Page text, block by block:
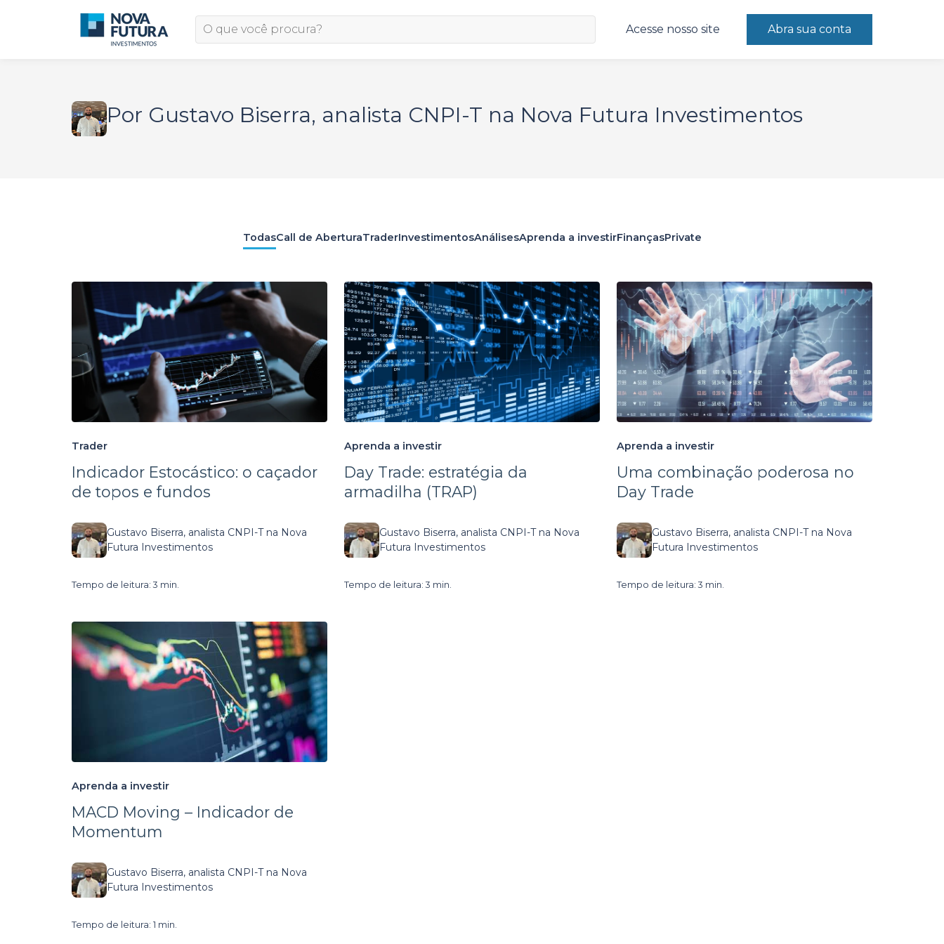
Acesse nosso site Abra sua conta
Por Gustavo Biserra, analista CNPI-T na Nova Futura Investimentos
TodasCall de AberturaTraderInvestimentosAnálisesAprenda a investirFinançasPrivate
Trader
Indicador Estocástico: o caçador
de topos e fundos
Gustavo Biserra, analista CNPI-T na Nova
Futura Investimentos
Tempo de leitura: 3 min.
Aprenda a investir
Day Trade: estratégia da
armadilha (TRAP)
Gustavo Biserra, analista CNPI-T na Nova
Futura Investimentos
Tempo de leitura: 3 min.
Aprenda a investir
Uma combinação poderosa no
Day Trade
Gustavo Biserra, analista CNPI-T na Nova
Futura Investimentos
Tempo de leitura: 3 min.
Aprenda a investir
MACD Moving – Indicador de
Momentum
Gustavo Biserra, analista CNPI-T na Nova
Futura Investimentos
Tempo de leitura: 1 min.